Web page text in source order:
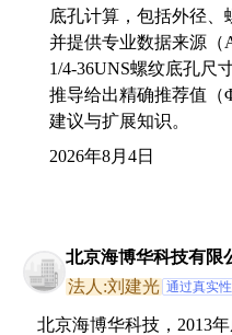
底孔计算，包括外径、
并提供专业数据来源（
1/4-36UNS螺纹底孔尺
推导给出精确推荐值（
建议与扩展知识。
2026年8月4日
北京海博华科技有限
法人:刘建光 通过真实
北京海博华科技，2013